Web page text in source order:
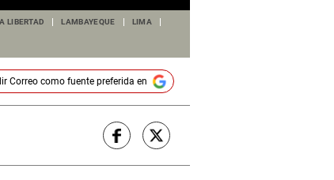
de
LIBERTAD LAMBAYEQUE LIMA
Correocomo fuente preferida en